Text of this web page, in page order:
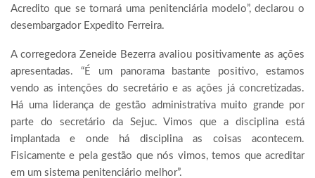
Acredito que se tornará uma penitenciária modelo”, declarou o
desembargador Expedito Ferreira.
A corregedora Zeneide Bezerra avaliou positivamente as ações
apresentadas. “É um panorama bastante positivo, estamos
vendo as intenções do secretário e as ações já concretizadas.
Há uma liderança de gestão administrativa muito grande por
parte do secretário da Sejuc. Vimos que a disciplina está
implantada e onde há disciplina as coisas acontecem.
Fisicamente e pela gestão que nós vimos, temos que acreditar
em um sistema penitenciário melhor”.